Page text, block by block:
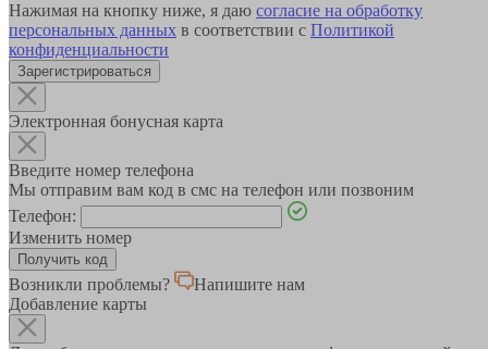
Нажимая на кнопку ниже, я даю согласие на обработку
персональных данных в соответствии с Политикой
конфиденциальности
Зарегистрироваться
Электронная бонусная карта
Введите номер телефона
Мы отправим вам код в смс на телефон или позвоним
Телефон:
Изменить номер
Возникли проблемы?
Напишите нам
Добавление карты